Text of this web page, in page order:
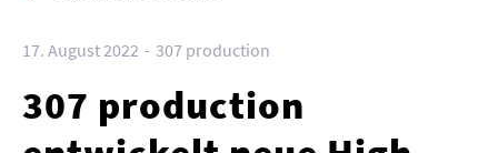
17. August 2022 307 production
307 production